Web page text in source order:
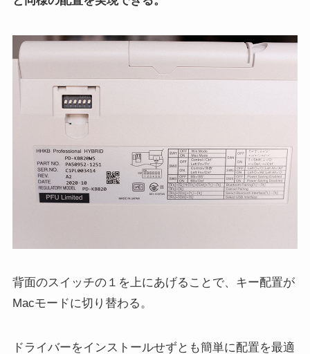
背面のスイッチの１を上にあげることで、キー配置が
Macモードに切り替わる。
ドライバーをインストールせずとも簡単に配置を最適